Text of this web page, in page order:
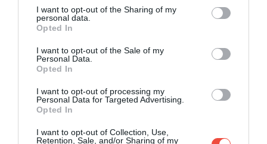
not limited to your visit or usage behaviour. You may click to
grant or deny consent to Google and its third-party tags to
use your data for below specified purposes in below Google
consent section.
I want to opt-out of the Sharing of my
personal data.
Opted In
I want to opt-out of the Sale of my
Personal Data.
Opted In
I want to opt-out of processing my
Personal Data for Targeted Advertising.
Opted In
I want to opt-out of Collection, Use,
Retention, Sale, and/or Sharing of my
először úgy tűnt, a kölyök eltűnt, később azonban
vékony nyávogás törte meg a csendet. A kismacska
egy öreg tölgy mély odújában, mozdulatlanul lapult.
A nemzeti park munkatársainak végül hosszú és
nehéz mentés után sikerült kiemelniük a
Budakeszi Vadasparkba szállították. Ott a
Felícia
nevet kapta, és most már biztonságban folytathatja